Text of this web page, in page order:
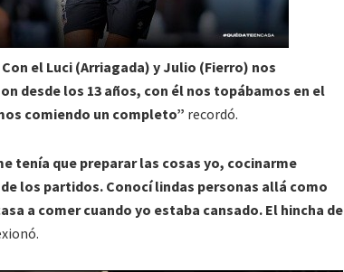
el Luci (Arriagada) y Julio (Fierro) nos
desde los 13 años, con él nos topábamos en el
comiendo un completo” recordó.
tenía que preparar las cosas yo, cocinarme
los partidos. Conocí lindas personas allá como
a comer cuando yo estaba cansado. El hincha de